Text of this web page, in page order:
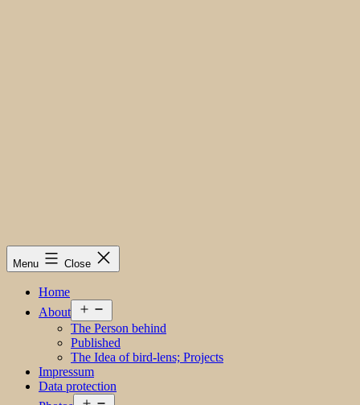
Menu Close
Home
About
menu
The Person behind
Published
The Idea of bird-lens; Projects
Impressum
Data protection